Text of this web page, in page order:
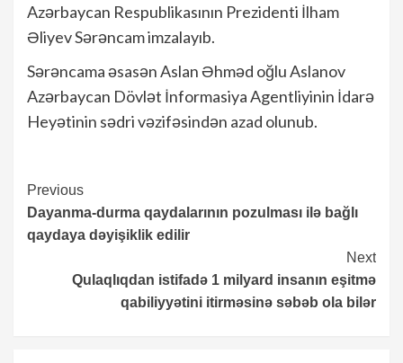
Azərbaycan Respublikasının Prezidenti İlham
Əliyev Sərəncam imzalayıb.
Sərəncama əsasən Aslan Əhməd oğlu Aslanov
Azərbaycan Dövlət İnformasiya Agentliyinin İdarə
Heyətinin sədri vəzifəsindən azad olunub.
Continue
Reading
Previous
Dayanma-durma qaydalarının pozulması ilə bağlı
qaydaya dəyişiklik edilir
Next
Qulaqlıqdan istifadə 1 milyard insanın eşitmə
qabiliyyətini itirməsinə səbəb ola bilər